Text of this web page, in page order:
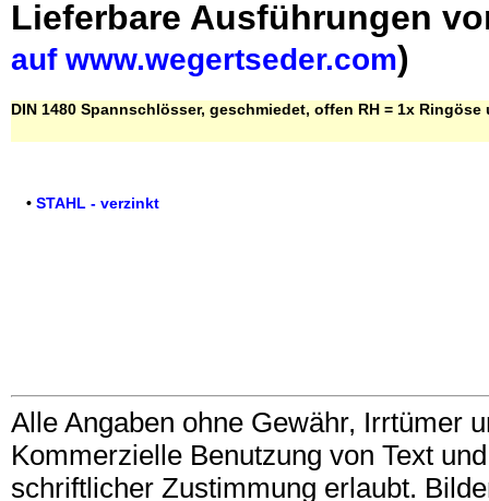
Lieferbare Ausführungen
auf www.wegertseder.com)
DIN 1480 Spannschlösser, geschmiedet, offen RH = 1x Ringöse
• STAHL - verzinkt
Alle Angaben ohne Gewähr, Irrtümer
Kommerzielle Benutzung von Text
schriftlicher Zustimmung erlaubt.